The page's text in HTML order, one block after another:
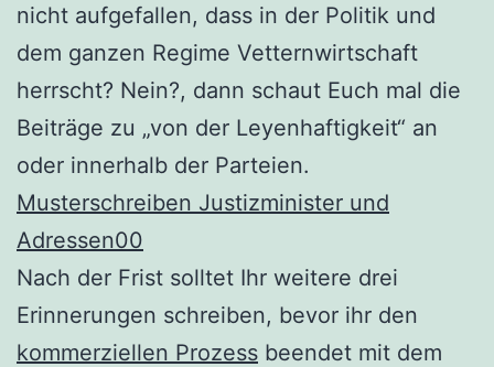
nicht aufgefallen, dass in der Politik und
dem ganzen Regime Vetternwirtschaft
herrscht? Nein?, dann schaut Euch mal die
Beiträge zu „von der Leyenhaftigkeit“ an
oder innerhalb der Parteien.
Musterschreiben Justizminister und
Adressen00
Nach der Frist solltet Ihr weitere drei
Erinnerungen schreiben, bevor ihr den
kommerziellen Prozess beendet mit dem